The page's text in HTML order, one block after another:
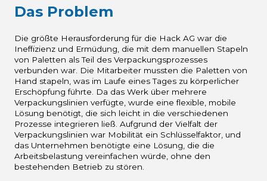
Das Problem
Die größte Herausforderung für die Hack AG war die
Ineffizienz und Ermüdung, die mit dem manuellen Stapeln
von Paletten als Teil des Verpackungsprozesses
verbunden war. Die Mitarbeiter mussten die Paletten von
Hand stapeln, was im Laufe eines Tages zu körperlicher
Erschöpfung führte. Da das Werk über mehrere
Verpackungslinien verfügte, wurde eine flexible, mobile
Lösung benötigt, die sich leicht in die verschiedenen
Prozesse integrieren ließ. Aufgrund der Vielfalt der
Verpackungslinien war Mobilität ein Schlüsselfaktor, und
das Unternehmen benötigte eine Lösung, die die
Arbeitsbelastung vereinfachen würde, ohne den
bestehenden Betrieb zu stören.